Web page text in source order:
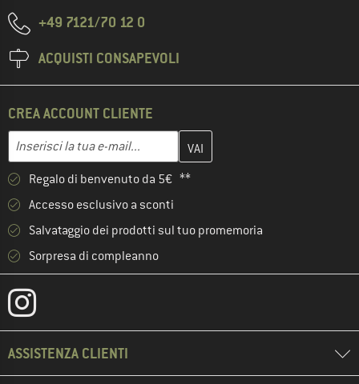
+49 7121/70 12 0
ACQUISTI CONSAPEVOLI
CREA ACCOUNT CLIENTE
Indirizzo e-mail
Inserisci qui il tuo indirizzo e-mail e crea il tuo account cliente
Regalo di benvenuto da 5€ **
Accesso esclusivo a sconti
Salvataggio dei prodotti sul tuo promemoria
Sorpresa di compleanno
ASSISTENZA CLIENTI